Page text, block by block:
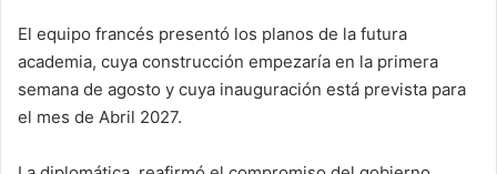
El equipo francés presentó los planos de la futura
academia, cuya construcción empezaría en la primera
semana de agosto y cuya inauguración está prevista para
el mes de Abril 2027.